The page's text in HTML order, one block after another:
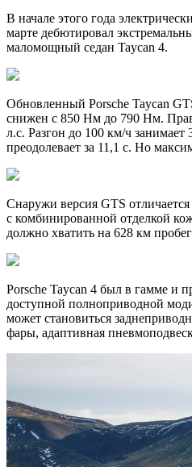
В начале этого года
марте дебютировал
маломощный седан Taycan 4.
Обновленный Porsche Taycan
снижен с 850 Нм до 790 Нм.
л.с. Разгон до 100 км/ч
преодолевает за 11,1 с. Но
Снаружи версия GTS
с комбинированной отделкой
должно хватить на 628 км
Porsche Taycan 4 был в гамме и
доступной полноприводной
может становиться
фары, адаптивная